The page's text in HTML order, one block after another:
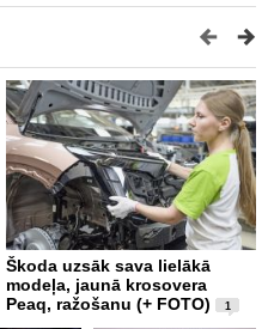
Škoda uzsāk sava lielākā
modeļa, jaunā krosovera
Peaq, ražošanu (+ FOTO)
1